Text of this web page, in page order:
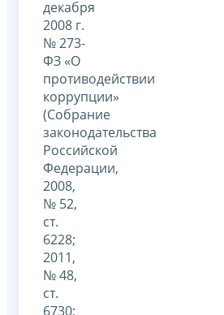
декабря
2008 г.
№ 273-
ФЗ «О
противодействии
коррупции»
(Собрание
законодательства
Российской
Федерации,
2008,
№ 52,
ст.
6228;
2011,
№ 48,
ст.
6730;